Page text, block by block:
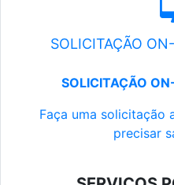
SOLICITAÇÃO
SOLICITAÇÃO
Faça uma solicitação
precisar